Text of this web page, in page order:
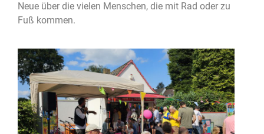
Neue über die vielen Menschen, die mit Rad oder zu
Fuß kommen.